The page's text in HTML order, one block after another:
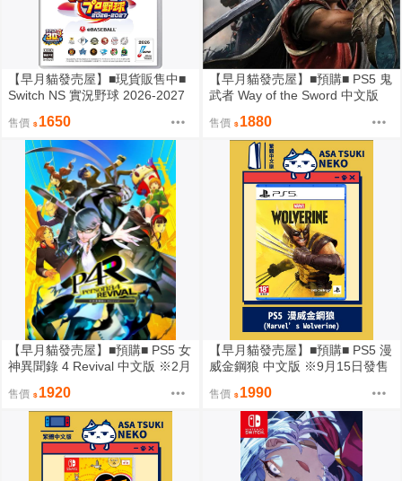
【早月貓發売屋】■現貨販售中■
Switch NS 實況野球 2026-2027
售價 1650
【早月貓發売屋】■預購■ PS5 鬼
武者 Way of the Sword 中文版
售價 1880
【早月貓發売屋】■預購■ PS5 女
神異聞錄 4 Revival 中文版 ※2月
售價 1920
【早月貓發売屋】■預購■ PS5 漫
威金鋼狼 中文版 ※9月15日發售
售價 1990